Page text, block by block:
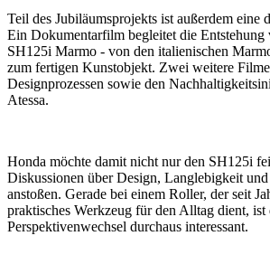
Teil des Jubiläumsprojekts ist außerdem eine
Ein Dokumentarfilm begleitet die Entstehung
SH125i Marmo - von den italienischen
zum fertigen Kunstobjekt. Zwei weitere
Designprozessen sowie den
Atessa.
Honda möchte damit nicht nur den SH125i
Diskussionen über Design, Langlebigkeit
anstoßen. Gerade bei einem Roller, der seit
praktisches Werkzeug für den Alltag dient, ist
Perspektivenwechsel durchaus interessant.